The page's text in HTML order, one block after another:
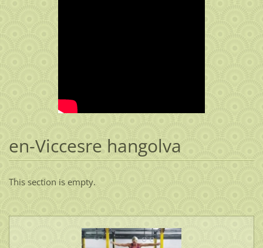
en-Viccesre hangolva
This section is empty.